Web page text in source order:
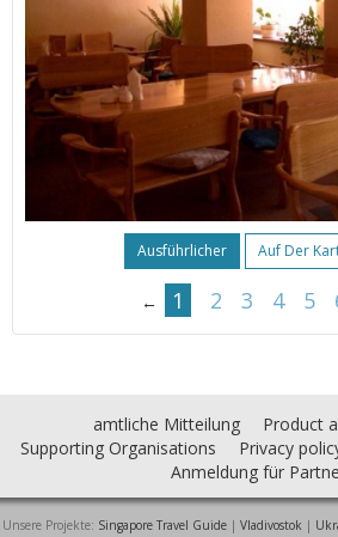
Ausführlicher Auf Der
← 1 2 3 4 5
amtliche Mitteilung
Product
Supporting Organisations
Privacy
Anmeldung für
Unsere Projekte: Singapore Travel Guide| Vladivostok |